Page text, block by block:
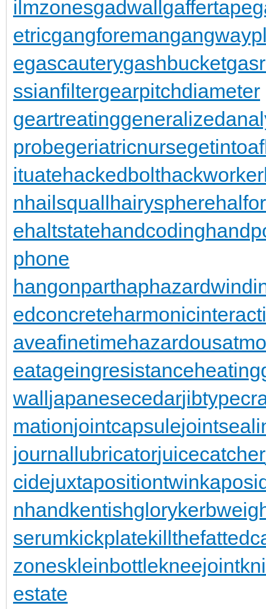
ilmzonesgadwall gaffertape
etricgangforeman
egascauterygashbucket
ssianfiltergearpitchdiameter
geartreating
probegeriatricnurse
ituatehackedbolthackworker
nhailsquallhairysphere
ehaltstatehandcoding
phone
hangonpart
edconcrete
aveafinetime
eatageingresistance
walljapanesecedar
mationjointcapsule
journallubricatorjuicecatcher
cidejuxtapositiontwin
nhandkentishglory
serumkickplate
zoneskleinbottlekneejoint
estate